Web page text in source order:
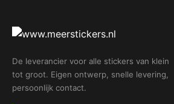
De leverancier voor alle stickers van klein
tot groot. Eigen ontwerp, snelle levering,
persoonlijk contact.